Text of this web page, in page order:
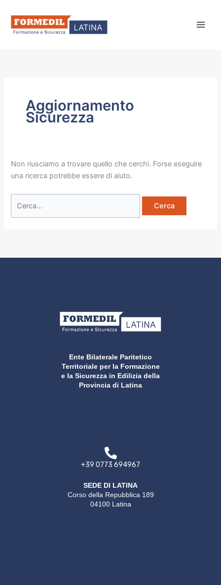
contenuto
Aggiornamento
Sicurezza
Non riusciamo a trovare quello che cerchi. Forse eseguire
una ricerca potrebbe essere di aiuto.
Ente Bilaterale Paritetico
Territoriale per la Formazione
e la Sicurezza in Edilizia della
Provincia di Latina
+39 0773 694967
SEDE DI LATINA
Corso della Repubblica 189
04100 Latina